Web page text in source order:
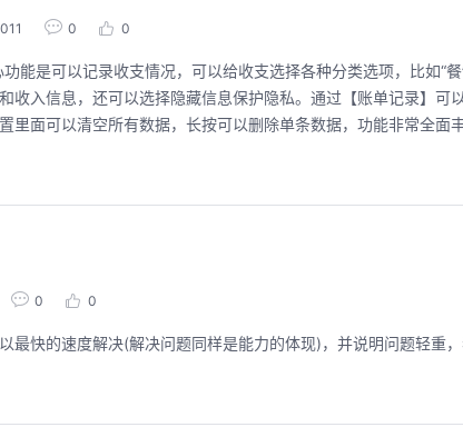
0 0
能是可以记录收支情况，可以给收支选择各种分类选项，比如“餐
收入信息，还可以选择隐藏信息保护隐私。通过【账单记录】可
里面可以清空所有数据，长按可以删除单条数据，功能非常全面
0 0
快的速度解决(解决问题同样是能力的体现)，并说明问题轻重，